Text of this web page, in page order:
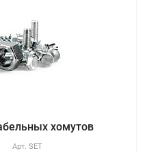
хомутов
Арт. SET